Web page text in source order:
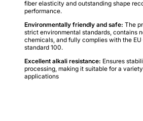
fiber elasticity and outstanding shape
performance.
Environmentally friendly and safe: The
strict environmental standards, contains
chemicals, and fully complies with the EU
standard 100.
Excellent alkali resistance: Ensures
processing, making it suitable for a
applications